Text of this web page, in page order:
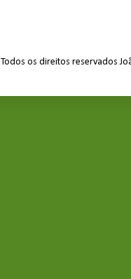
Todos os direitos reservados